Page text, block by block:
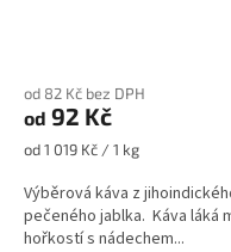
od 82 Kč bez DPH
od 92 Kč
Měrná
od 1 019 Kč / 1 kg
Výběrová káva z
pečeného jablka. Káva láká
hořkostí s nádechem...